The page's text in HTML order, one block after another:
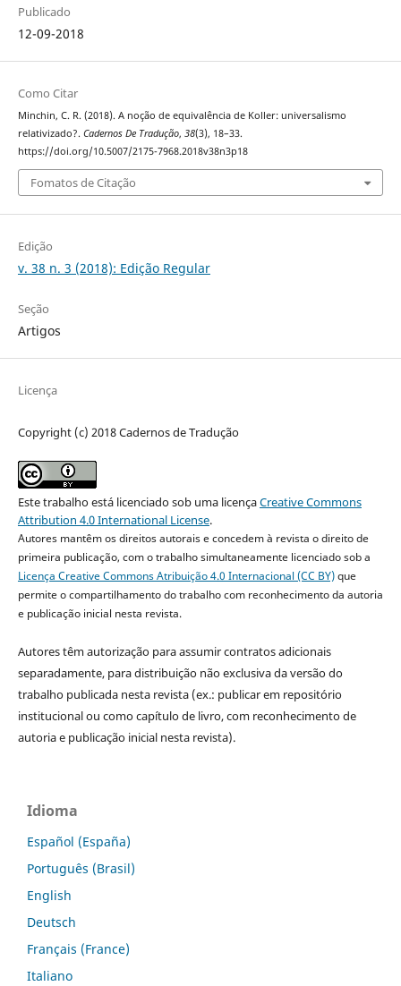
Publicado
12-09-2018
Como Citar
Minchin, C. R. (2018). A noção de equivalência de Koller: universalismo
relativizado?. Cadernos De Tradução, 38(3), 18–33.
https://doi.org/10.5007/2175-7968.2018v38n3p18
Fomatos de Citação
Edição
v. 38 n. 3 (2018): Edição Regular
Seção
Artigos
Licença
Copyright (c) 2018 Cadernos de Tradução
Este trabalho está licenciado sob uma licençaCreative Commons
Attribution 4.0 International License.
Autores mantêm os direitos autorais e concedem à revista o direito de
primeira publicação, com o trabalho simultaneamente licenciado sob a
Licença Creative Commons Atribuição 4.0 Internacional (CC BY)que
permite o compartilhamento do trabalho com reconhecimento da autoria
e publicação inicial nesta revista.
Autores têm autorização para assumir contratos adicionais
separadamente, para distribuição não exclusiva da versão do
trabalho publicada nesta revista (ex.: publicar em repositório
institucional ou como capítulo de livro, com reconhecimento de
autoria e publicação inicial nesta revista).
Idioma
Español (España)
Português (Brasil)
English
Deutsch
Français (France)
Italiano